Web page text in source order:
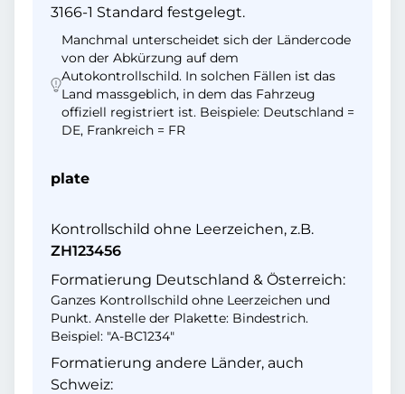
3166-1 Standard festgelegt.
Manchmal unterscheidet sich der Ländercode
von der Abkürzung auf dem
Autokontrollschild. In solchen Fällen ist das
Land massgeblich, in dem das Fahrzeug
offiziell registriert ist. Beispiele: Deutschland =
DE, Frankreich = FR
plate
Kontrollschild ohne Leerzeichen, z.B.
ZH123456
Formatierung Deutschland & Österreich:
Ganzes Kontrollschild ohne Leerzeichen und
Punkt. Anstelle der Plakette: Bindestrich.
Beispiel: "A-BC1234"
Formatierung andere Länder, auch
Schweiz: